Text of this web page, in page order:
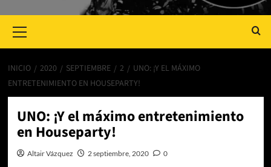
Menu
INICIO 2020 SEPTIEMBRE 2
UNO: ¡Y EL MÁXIMO
ENTRETENIMIENTO EN HOUSEPARTY!
UNO: ¡Y el máximo entretenimiento
en Houseparty!
Altair Vázquez 2 septiembre, 2020 0